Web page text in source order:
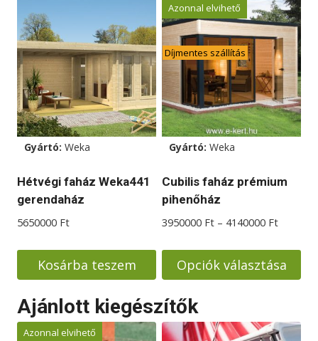
a
terméknek
több
variációja
van.
A
változatok
termékoldalon
választhatók
Gyártó: Weka
Hétvégi faház Weka441
gerendaház
5650000 Ft
Kosárba teszem
Azonnal elvihető
Díjmentes szállítás
Gyártó: Weka
Cubilis faház prémium
pihenőház
3950000 Ft – 4140000 Ft
-
Opciók választása
a
terméknek
Ajánlott kiegészítők
Azonnal elvihető